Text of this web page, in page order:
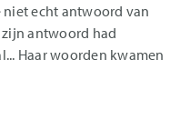
echt antwoord van
antwoord had
Haar woorden kwamen